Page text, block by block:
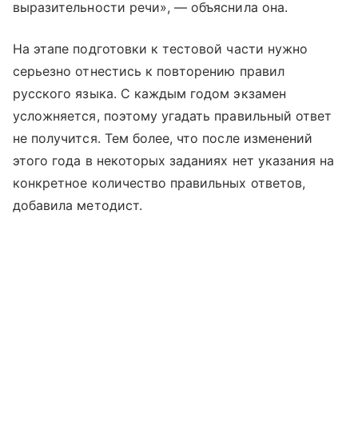
выразительности речи», — объяснила она.
На этапе подготовки к тестовой части нужно
серьезно отнестись к повторению правил
русского языка. С каждым годом экзамен
усложняется, поэтому угадать правильный ответ
не получится. Тем более, что после изменений
этого года в некоторых заданиях нет указания на
конкретное количество правильных ответов,
добавила методист.